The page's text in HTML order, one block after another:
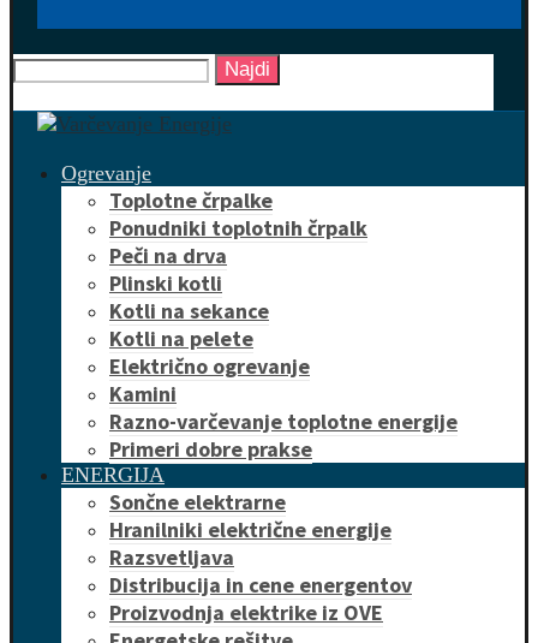
Najdi
Ogrevanje
Toplotne črpalke
Ponudniki toplotnih črpalk
Peči na drva
Plinski kotli
Kotli na sekance
Kotli na pelete
Električno ogrevanje
Kamini
Razno-varčevanje toplotne energije
Primeri dobre prakse
ENERGIJA
Sončne elektrarne
Hranilniki električne energije
Razsvetljava
Distribucija in cene energentov
Proizvodnja elektrike iz OVE